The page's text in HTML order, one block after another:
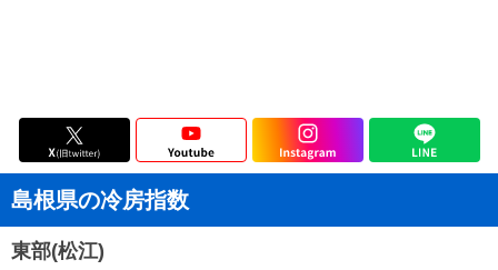
島根県の冷房指数
東部(松江)